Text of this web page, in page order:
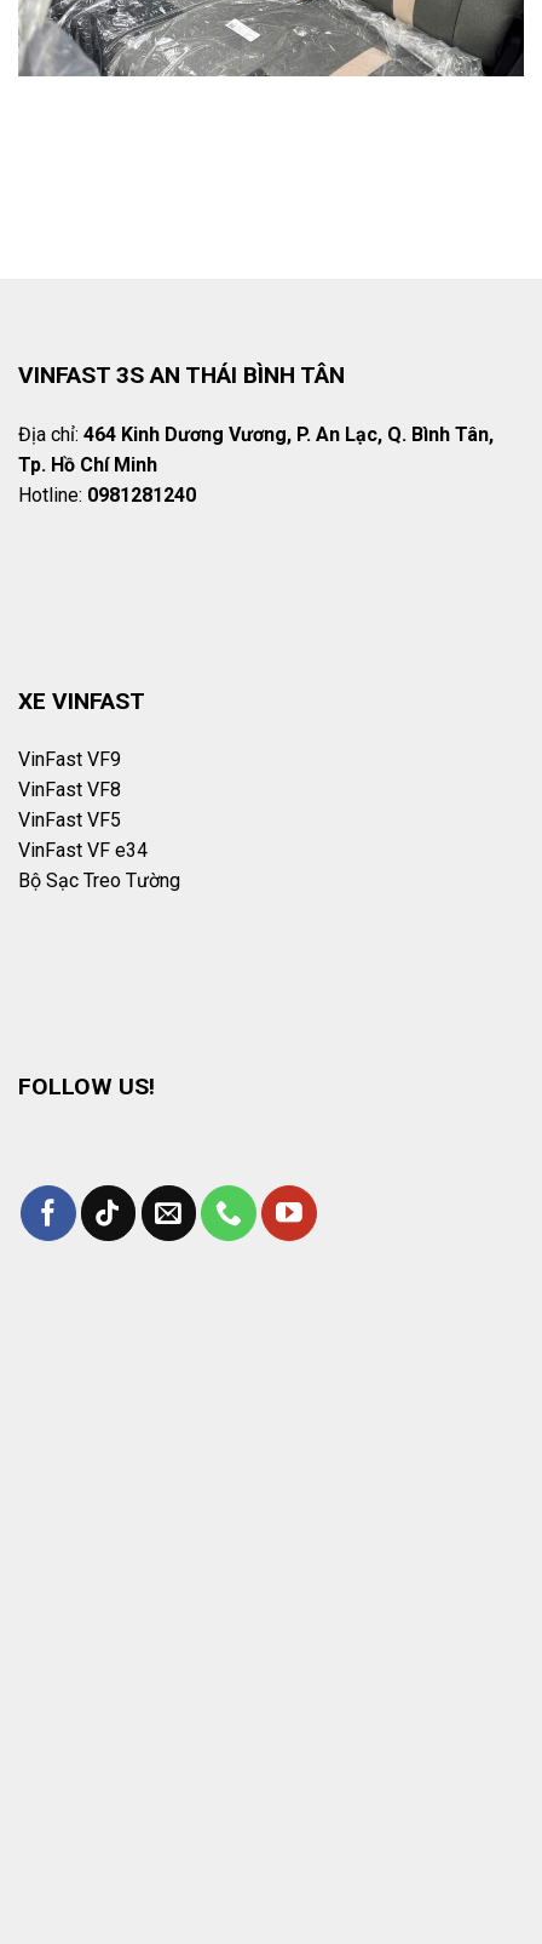
VINFAST 3S AN THÁI BÌNH TÂN
Địa chỉ: 464 Kinh Dương Vương, P. An Lạc, Q. Bình Tân,
Tp. Hồ Chí Minh
Hotline: 0981281240
XE VINFAST
VinFast VF9
VinFast VF8
VinFast VF5
VinFast VF e34
Bộ Sạc Treo Tường
FOLLOW US!